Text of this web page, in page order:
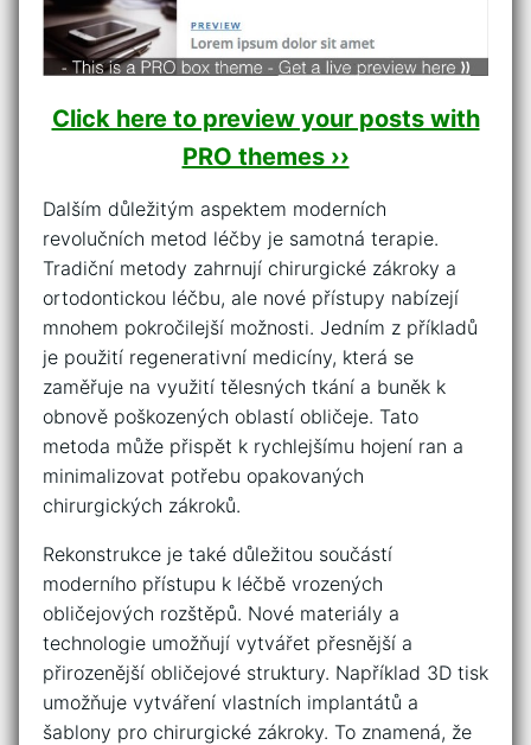
Click here to preview your posts with
PRO themes ››
Dalším důležitým ‌aspektem moderních ​
revolučních metod léčby je​ samotná ‌terapie.
Tradiční​ metody zahrnují chirurgické​ zákroky a
ortodontickou léčbu, ale nové‍ přístupy⁢ nabízejí
‍mnohem pokročilejší ⁣možnosti. Jedním z příkladů
je použití regenerativní medicíny, ​která se⁤
zaměřuje na využití tělesných tkání a buněk k
obnově poškozených oblastí obličeje. Tato
metoda může přispět ⁢k rychlejšímu hojení ran a
minimalizovat potřebu opakovaných
chirurgických‌ zákroků.
Rekonstrukce je také důležitou⁤ součástí
moderního přístupu k léčbě vrozených
obličejových rozštěpů. Nové materiály a
technologie umožňují vytvářet přesnější a
přirozenější obličejové⁢ struktury.⁢ Například⁢ 3D tisk
‌umožňuje vytváření vlastních ​implantátů a
‍šablony pro ‍chirurgické zákroky. To znamená,​ že